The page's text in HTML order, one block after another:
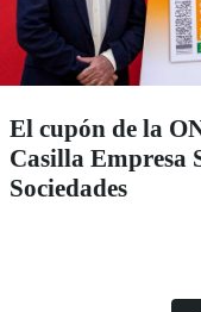
El cupón de la
Casilla Empresa
Sociedades